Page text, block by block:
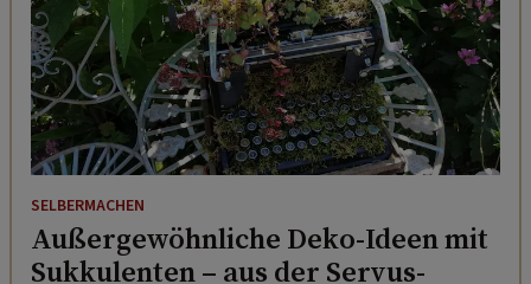
SELBERMACHEN
Außergewöhnliche Deko-Ideen mit
Sukkulenten – aus der Servus-